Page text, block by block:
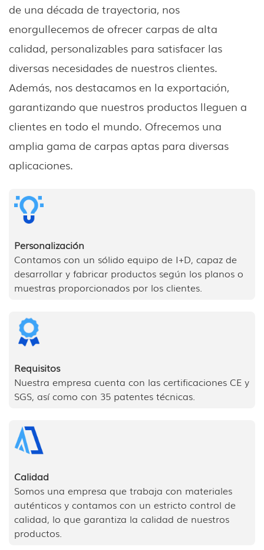
de una década de trayectoria, nos
enorgullecemos de ofrecer carpas de alta
calidad, personalizables para satisfacer las
diversas necesidades de nuestros clientes.
Además, nos destacamos en la exportación,
garantizando que nuestros productos lleguen a
clientes en todo el mundo. Ofrecemos una
amplia gama de carpas aptas para diversas
aplicaciones.
Personalización
Contamos con un sólido equipo de I+D, capaz de
desarrollar y fabricar productos según los planos o
muestras proporcionados por los clientes.
Requisitos
Nuestra empresa cuenta con las certificaciones CE y
SGS, así como con 35 patentes técnicas.
Calidad
Somos una empresa que trabaja con materiales
auténticos y contamos con un estricto control de
calidad, lo que garantiza la calidad de nuestros
productos.